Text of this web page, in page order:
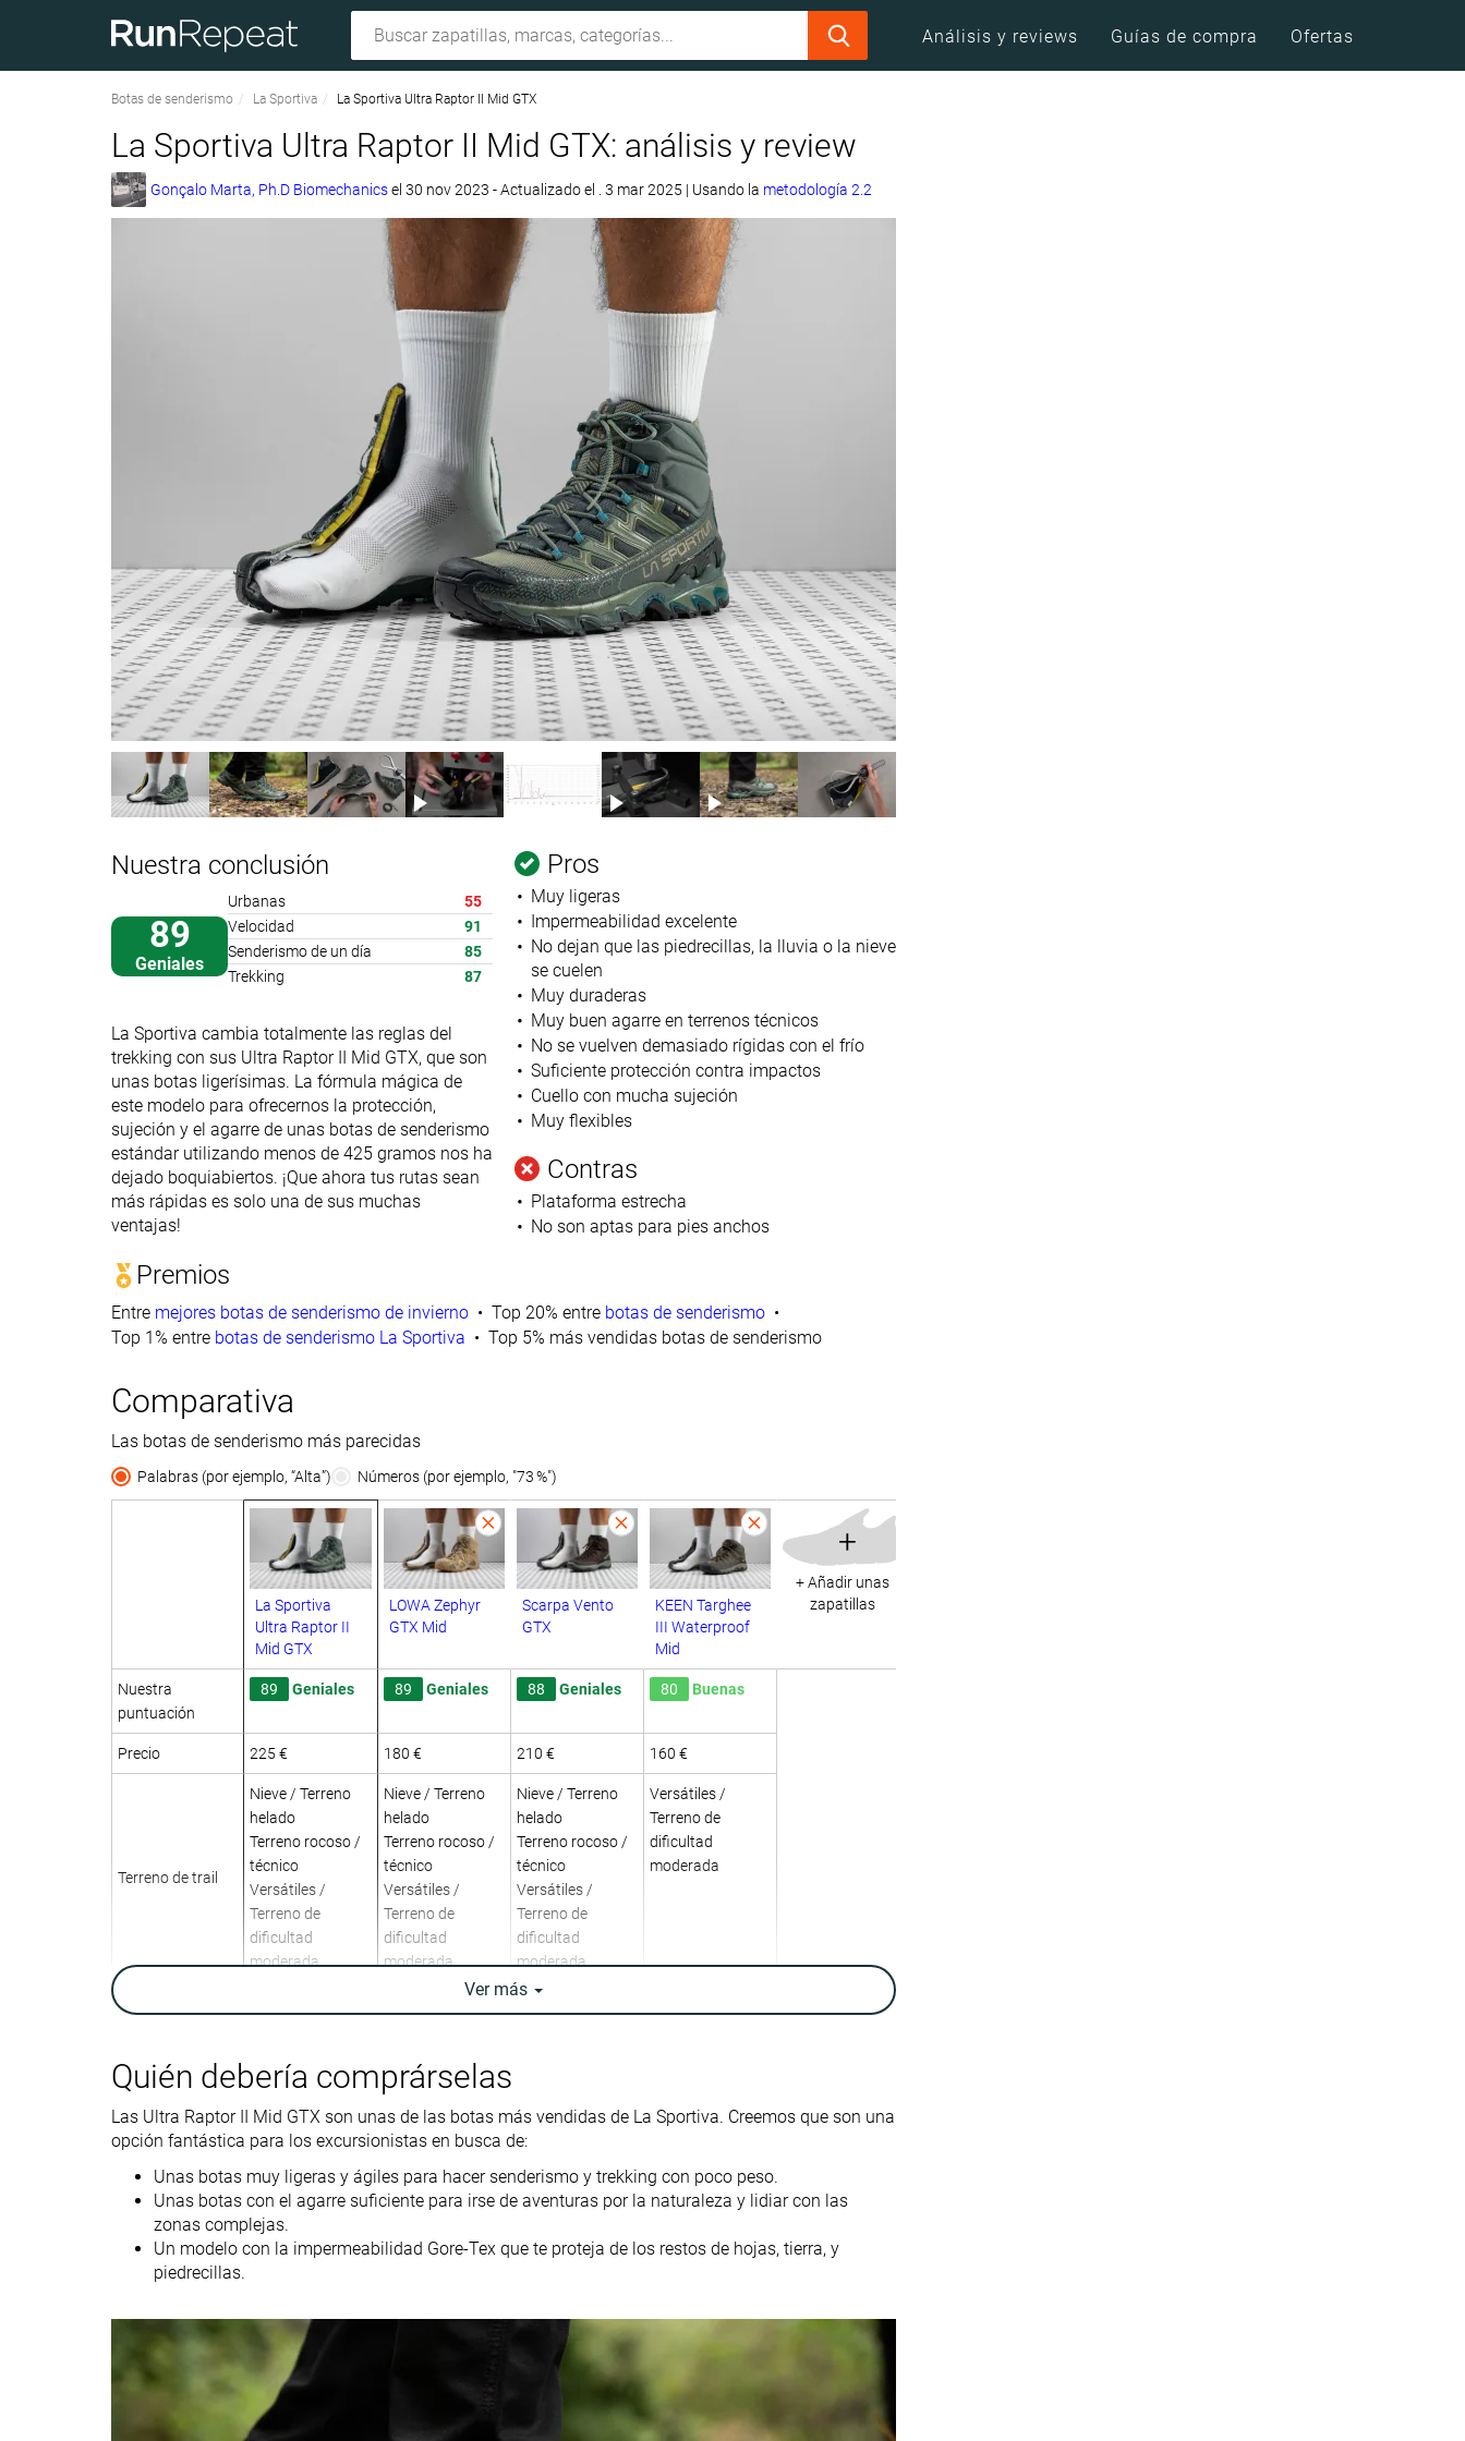
Análisis y reviews Guías de compra Ofertas
Botas de senderismo La Sportiva La Sportiva Ultra Raptor II Mid GTX
La Sportiva Ultra Raptor II Mid GTX: análisis y review
Gonçalo Marta, Ph.D Biomechanicsel 30 nov 2023 - Actualizado el . 3 mar 2025 | Usando la metodología 2.2
Nuestra conclusión
89
Geniales
Urbanas
55
Velocidad
91
Senderismo de un día
85
Trekking
87
La Sportiva cambia totalmente las reglas del
trekking con sus Ultra Raptor II Mid GTX, que son
unas botas ligerísimas. La fórmula mágica de
este modelo para ofrecernos la protección,
sujeción y el agarre de unas botas de senderismo
estándar utilizando menos de 425 gramos nos ha
dejado boquiabiertos. ¡Que ahora tus rutas sean
más rápidas es solo una de sus muchas
ventajas!
Pros
Muy ligeras
Impermeabilidad excelente
No dejan que las piedrecillas, la lluvia o la nieve
se cuelen
Muy duraderas
Muy buen agarre en terrenos técnicos
No se vuelven demasiado rígidas con el frío
Suficiente protección contra impactos
Cuello con mucha sujeción
Muy flexibles
Contras
Plataforma estrecha
No son aptas para pies anchos
Premios
Entre mejores botas de senderismo de invierno Top 20% entre botas de senderismo
Top 1% entre botas de senderismo La Sportiva Top 5% más vendidas botas de senderismo
Comparativa
Las botas de senderismo más parecidas
Palabras (por ejemplo, “Alta”) Números (por ejemplo, "73 %")
La Sportiva
Ultra Raptor II
Mid GTX
LOWA Zephyr
GTX Mid
Scarpa Vento
GTX
KEEN Targhee
III Waterproof
Mid
+
+ Añadir unas
zapatillas
Nuestra
puntuación
89 Geniales 89 Geniales 88 Geniales 80 Buenas
Precio 225 € 180 € 210 € 160 €
Terreno de trail
Nieve / Terreno
helado
Terreno rocoso /
técnico
Versátiles /
Terreno de
dificultad
moderada
Nieve / Terreno
helado
Terreno rocoso /
técnico
Versátiles /
Terreno de
dificultad
moderada
Nieve / Terreno
helado
Terreno rocoso /
técnico
Versátiles /
Terreno de
dificultad
moderada
Versátiles /
Terreno de
dificultad
moderada
Absorción de
Retorno de
energía
Peso laboratorio
Peso marca
14.6 oz / 415g
16.6 oz / 470g
21.2 oz / 601g
18.2 oz / 515g
Lightweight ✓ ✗ ✗ ✗
Transpirabilidad Baja
día
día
día
día
Orthotic friendly
14.1 mm
Ver más
Quién debería comprárselas
Las Ultra Raptor II Mid GTX son unas de las botas más vendidas de La Sportiva. Creemos que son una
opción fantástica para los excursionistas en busca de:
Unas botas muy ligeras y ágiles para hacer senderismo y trekking con poco peso.
Unas botas con el agarre suficiente para irse de aventuras por la naturaleza y lidiar con las
zonas complejas.
Un modelo con la impermeabilidad Gore-Tex que te proteja de los restos de hojas, tierra, y
piedrecillas.